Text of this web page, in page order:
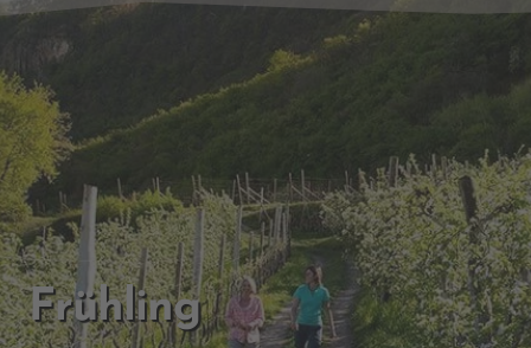
Frühling